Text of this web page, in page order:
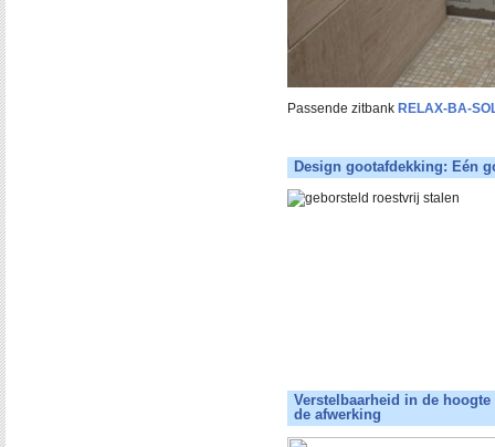
Passende zitbank RELAX-BA-
Design gootafdekking: Eén
Verstelbaarheid in de
de afwerking